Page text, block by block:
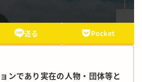
送る Pocket
ンであり実在の人物・団体等と